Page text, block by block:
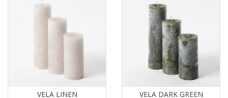
VELA LINEN VELA DARK GREEN